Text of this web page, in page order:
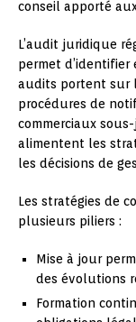
conseil apporté
L’audit juridique
permet d’identifier
audits portent sur
procédures de
commerciaux
alimentent les
les décisions de
Les stratégies de
plusieurs piliers :
Mise à jour
des évolutions
Formation